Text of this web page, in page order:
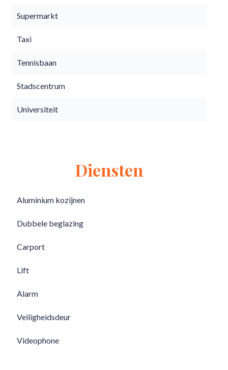
Supermarkt
Taxi
Tennisbaan
Stadscentrum
Universiteit
Diensten
Aluminium kozijnen
Dubbele beglazing
Carport
Lift
Alarm
Veiligheidsdeur
Videophone